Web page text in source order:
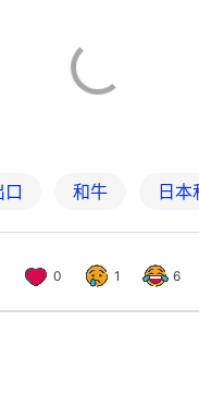
口 和牛 日本
0 1 6